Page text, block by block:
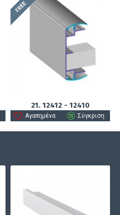
FREE
21. 12412 - 12410
Αγαπημένα Σύγκριση